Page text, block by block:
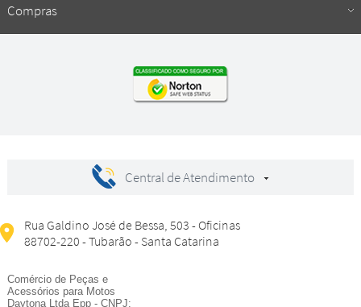
Compras
Central de Atendimento
Rua Galdino José de Bessa, 503 - Oficinas
88702-220 - Tubarão - Santa Catarina
Comércio de Peças e
Acessórios para Motos
Daytona Ltda Epp - CNPJ: